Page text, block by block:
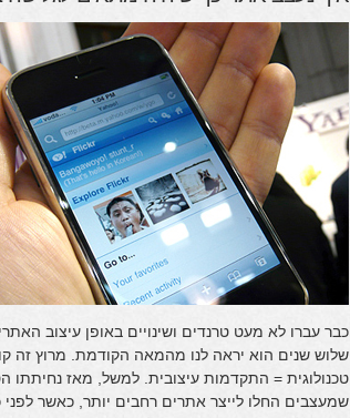
כבר עברו לא מעט טרנדים ושינויים באופן עיצוב
שלוש שנים הוא יראה לנו מהמאה הקודמת. מרוץ זה
טכנולוגית = התקדמות עיצובית. למשל, מאז